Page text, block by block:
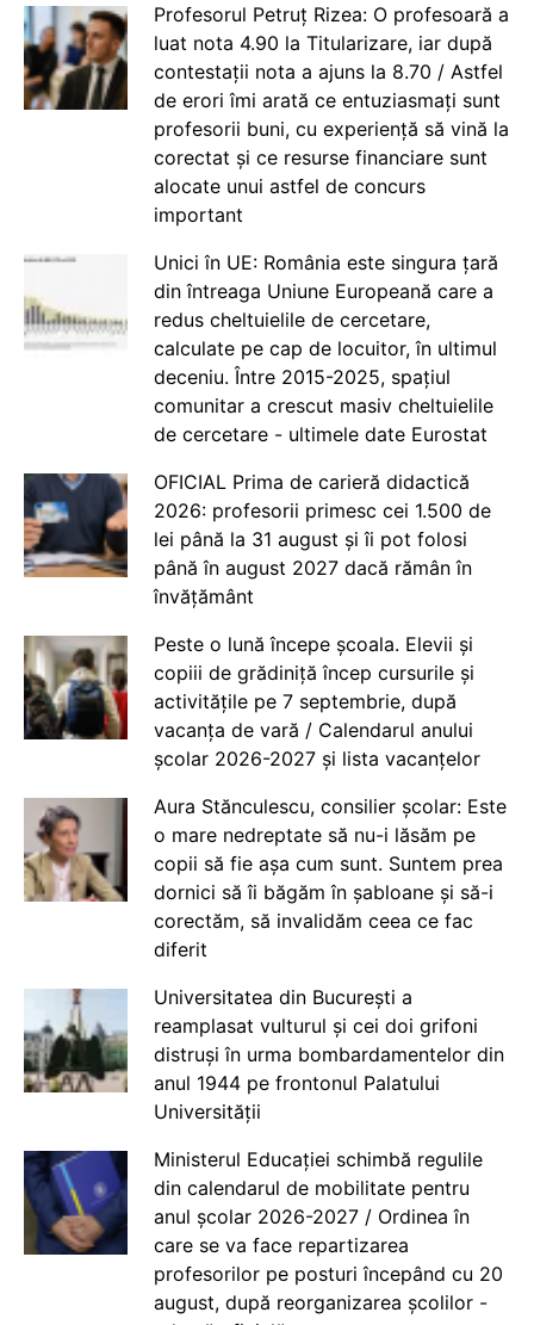
Profesorul Petruț Rizea: O profesoară a
luat nota 4.90 la Titularizare, iar după
contestații nota a ajuns la 8.70 / Astfel
de erori îmi arată ce entuziasmați sunt
profesorii buni, cu experiență să vină la
corectat și ce resurse financiare sunt
alocate unui astfel de concurs
important
Unici în UE: România este singura țară
din întreaga Uniune Europeană care a
redus cheltuielile de cercetare,
calculate pe cap de locuitor, în ultimul
deceniu. Între 2015-2025, spațiul
comunitar a crescut masiv cheltuielile
de cercetare - ultimele date Eurostat
OFICIAL Prima de carieră didactică
2026: profesorii primesc cei 1.500 de
lei până la 31 august și îi pot folosi
până în august 2027 dacă rămân în
învățământ
Peste o lună începe școala. Elevii și
copiii de grădiniță încep cursurile și
activitățile pe 7 septembrie, după
vacanța de vară / Calendarul anului
școlar 2026-2027 și lista vacanțelor
Aura Stănculescu, consilier școlar: Este
o mare nedreptate să nu-i lăsăm pe
copii să fie așa cum sunt. Suntem prea
dornici să îi băgăm în șabloane și să-i
corectăm, să invalidăm ceea ce fac
diferit
Universitatea din București a
reamplasat vulturul și cei doi grifoni
distruși în urma bombardamentelor din
anul 1944 pe frontonul Palatului
Universității
Ministerul Educației schimbă regulile
din calendarul de mobilitate pentru
anul școlar 2026-2027 / Ordinea în
care se va face repartizarea
profesorilor pe posturi începând cu 20
august, după reorganizarea școlilor -